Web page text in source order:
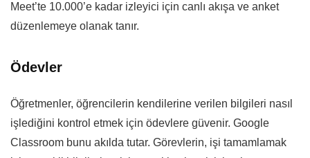
Meet’te 10.000’e kadar izleyici için canlı akışa ve anket
düzenlemeye olanak tanır.
Ödevler
Öğretmenler, öğrencilerin kendilerine verilen bilgileri nasıl
işlediğini kontrol etmek için ödevlere güvenir. Google
Classroom bunu akılda tutar. Görevlerin, işi tamamlamak